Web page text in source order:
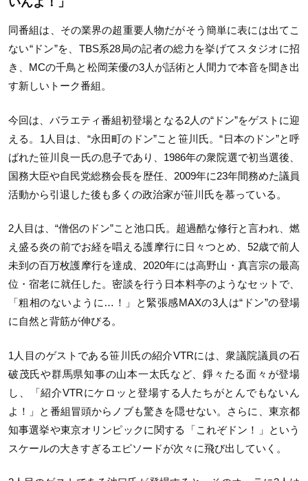
同番組は、その業界の超重要人物だがそう簡単に表には出てこ
ない“ドン”を、TBS系28局の記者の総力を挙げてスタジオに招
き、MCの千鳥と松岡茉優の3人が話術と人間力で本音を聞き出
す新しいトーク番組。
今回は、バラエティ番組初登場となる2人の“ドン”をゲストに迎
える。1人目は、“永田町のドン”こと笹川氏。“日本のドン”と呼
ばれた笹川良一氏の息子であり、1986年の衆院選で初当選後、
国務大臣や自民党総務会長を歴任、2009年に23年間務めた議員
活動から引退した後も多くの政治家が笹川氏を慕っている。
2人目は、“僧侶のドン”こと池口氏。超過酷な修行と言われ、燃
え盛る炎の前でお経を唱える護摩行に日々つとめ、52歳で前人
未到の百万枚護摩行を達成、2020年には高野山・真言宗の最高
位・宿老に就任した。密談を行う日本料亭のようなセットで、
「粗相のないように…！」と緊張感MAXの3人は“ドン”の登場
に自然と背筋が伸びる。
1人目のゲストである笹川氏の紹介VTRには、衆議院議員の石
破茂氏や群馬県知事の山本一太氏など、錚々たる面々が登場
し、「紹介VTRにケロッと登場する人たちがとんでもないん
よ！」と番組冒頭からノブも驚きを隠せない。さらに、東京都
知事選挙や東京オリンピックに関する「これぞドン！」という
スケールの大きすぎるエピソードが次々に飛び出していく。